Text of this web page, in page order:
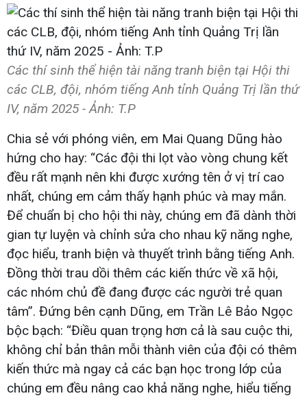
Các thí sinh thể hiện tài năng tranh biện tại Hội thi
các CLB, đội, nhóm tiếng Anh tỉnh Quảng Trị lần thứ
IV, năm 2025 - Ảnh: T.P
Chia sẻ với phóng viên, em Mai Quang Dũng hào
hứng cho hay: “Các đội thi lọt vào vòng chung kết
đều rất mạnh nên khi được xướng tên ở vị trí cao
nhất, chúng em cảm thấy hạnh phúc và may mắn.
Để chuẩn bị cho hội thi này, chúng em đã dành thời
gian tự luyện và chỉnh sửa cho nhau kỹ năng nghe,
đọc hiểu, tranh biện và thuyết trình bằng tiếng Anh.
Đồng thời trau dồi thêm các kiến thức về xã hội,
các nhóm chủ đề đang được các người trẻ quan
tâm”. Đứng bên cạnh Dũng, em Trần Lê Bảo Ngọc
bộc bạch: “Điều quan trọng hơn cả là sau cuộc thi,
không chỉ bản thân mỗi thành viên của đội có thêm
kiến thức mà ngay cả các bạn học trong lớp của
chúng em đều nâng cao khả năng nghe, hiểu tiếng